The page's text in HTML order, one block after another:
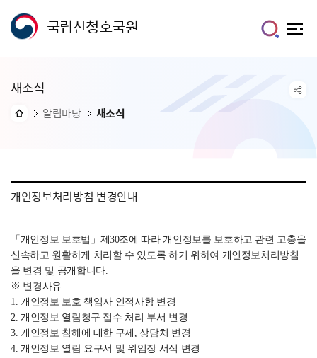
국립산청호국원
새소식
알림마당 새소식
개인정보처리방침 변경안내
「개인정보 보호법」제30조에 따라 개인정보를 보호하고 관련 고충을
신속하고 원활하게 처리할 수 있도록 하기 위하여 개인정보처리방침
을 변경 및 공개합니다.
※ 변경사유
1. 개인정보 보호 책임자 인적사항 변경
2. 개인정보 열람청구 접수 처리 부서 변경
3. 개인정보 침해에 대한 구제, 상담처 변경
4. 개인정보 열람 요구서 및 위임장 서식 변경